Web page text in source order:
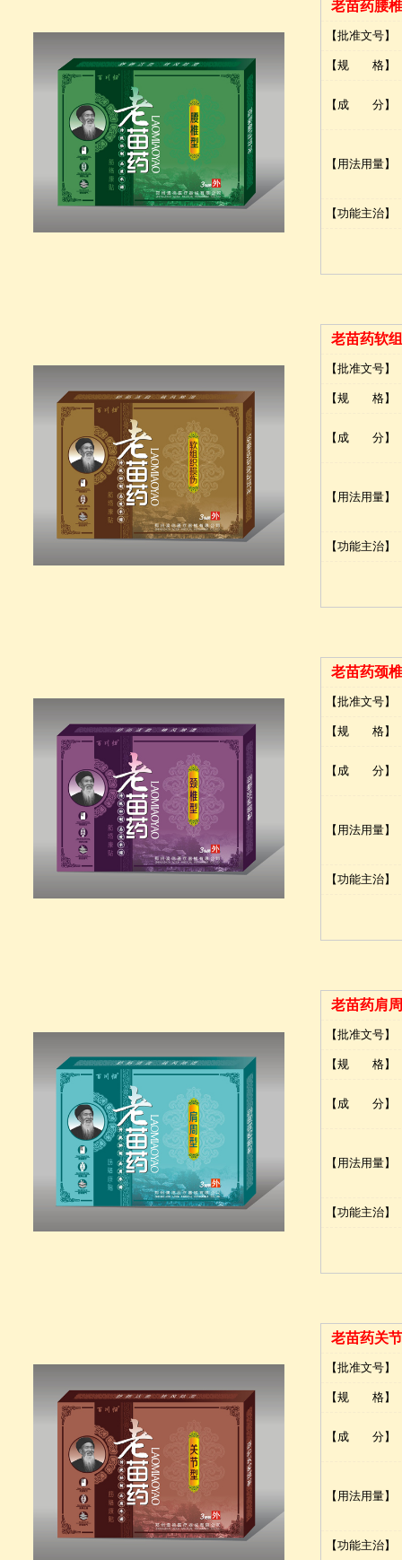
老苗药腰
【批准文号】
【规 格】
【成 分】
【用法用量】
【功能主治】
老苗药软
【批准文号】
【规 格】
【成 分】
【用法用量】
【功能主治】
老苗药颈
【批准文号】
【规 格】
【成 分】
【用法用量】
【功能主治】
老苗药肩
【批准文号】
【规 格】
【成 分】
【用法用量】
【功能主治】
老苗药关
【批准文号】
【规 格】
【成 分】
【用法用量】
【功能主治】